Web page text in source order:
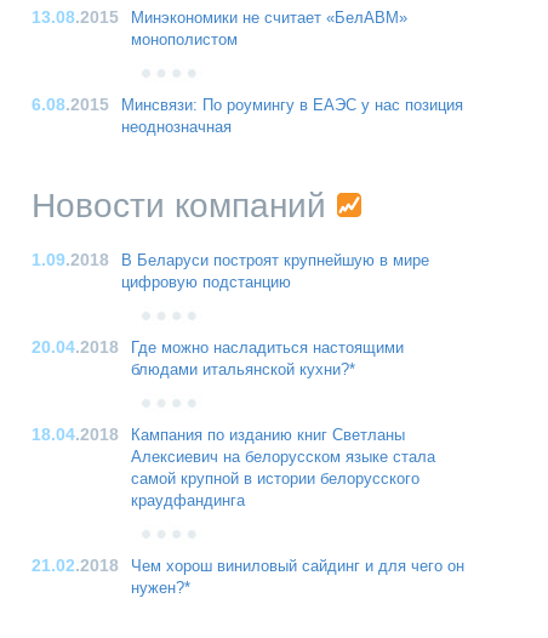
13.08.2015
Минэкономики не считает «БелАВМ»
монополистом
6.08.2015
Минсвязи: По роумингу в ЕАЭС у нас позиция
неоднозначная
Новости компаний
1.09.2018
В Беларуси построят крупнейшую в мире
цифровую подстанцию
20.04.2018
Где можно насладиться настоящими
блюдами итальянской кухни?*
18.04.2018
Кампания по изданию книг Светланы
Алексиевич на белорусском языке стала
самой крупной в истории белорусского
краудфандинга
21.02.2018
Чем хорош виниловый сайдинг и для чего он
нужен?*